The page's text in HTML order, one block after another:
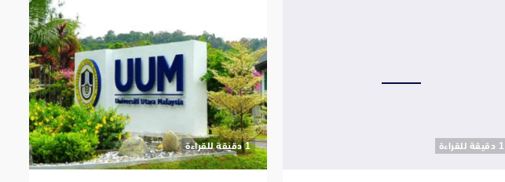
‫1 دقيقة للقراءة ‫1 دقيقة للقراءة